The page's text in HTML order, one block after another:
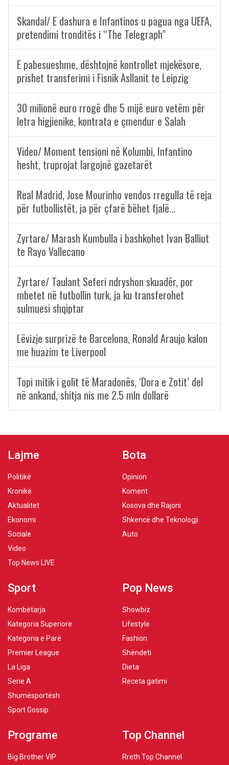
Skandal/ E dashura e Infantinos u pagua nga UEFA,
pretendimi tronditës i “The Telegraph”
E pabesueshme, dështojnë kontrollet mjekësore,
prishet transferimi i Fisnik Asllanit te Leipzig
30 milionë euro rrogë dhe 5 mijë euro vetëm për
letra higjienike, kontrata e çmendur e Salah
Video/ Moment tensioni në Kolumbi, Infantino
hesht, truprojat largojnë gazetarët
Real Madrid, Jose Mourinho vendos rregulla të reja
për futbollistët, ja për çfarë bëhet fjalë…
Zyrtare/ Marash Kumbulla i bashkohet Ivan Balliut
te Rayo Vallecano
Zyrtare/ Taulant Seferi ndryshon skuadër, por
mbetet në futbollin turk, ja ku transferohet
sulmuesi shqiptar
Lëvizje surprizë te Barcelona, Ronald Araujo kalon
me huazim te Liverpool
Topi mitik i golit të Maradonës, ‘Dora e Zotit’ del
në ankand, shitja nis me 2.5 mln dollarë
Lajme
Politikë
Kronikë
Aktualitet
Ekonomi
Sociale
Video
Top News LIVE
Bota
Opinion
Koment
Kosova dhe Rajoni
Shkencë dhe Teknologji
Auto
Sport
Kombëtarja
Kategoria Superiore
Kategoria e Parë
Premier League
La Liga
Serie A
Shumësportësh
Sport Gossip
Pop News
Showbiz
Lifestyle
Fashion
Shëndeti
Dieta
Receta gatimi
Programe
Big Brother VIP
Top Channel
Rreth Top Channel